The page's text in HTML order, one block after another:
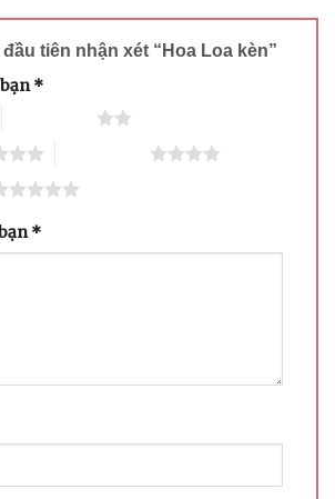
tiên nhận xét “Hoa Loa kèn”
*
*